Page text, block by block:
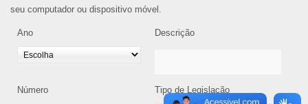
seu computador ou dispositivo móvel.
Ano Descrição
Número Tipo de Legislação